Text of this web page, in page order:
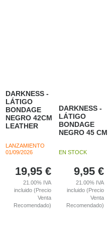
DARKNESS -
LÁTIGO
BONDAGE
NEGRO 42CM
LEATHER
LANZAMIENTO
01/09/2026
19,95 €
21.00% IVA
incluido (Precio
Venta
Recomendado)
DARKNESS -
LÁTIGO
BONDAGE
NEGRO 45 CM
EN STOCK
9,95 €
21.00% IVA
incluido (Precio
Venta
Recomendado)